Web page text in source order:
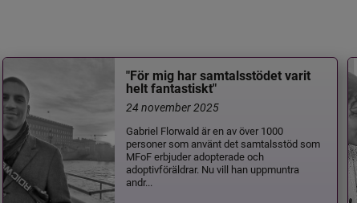
"För mig har samtalsstödet varit
helt fantastiskt"
24 november 2025
Gabriel Florwald är en av över 1000
personer som använt det samtalsstöd som
MFoF erbjuder adopterade och
adoptivföräldrar. Nu vill han uppmuntra
andr...